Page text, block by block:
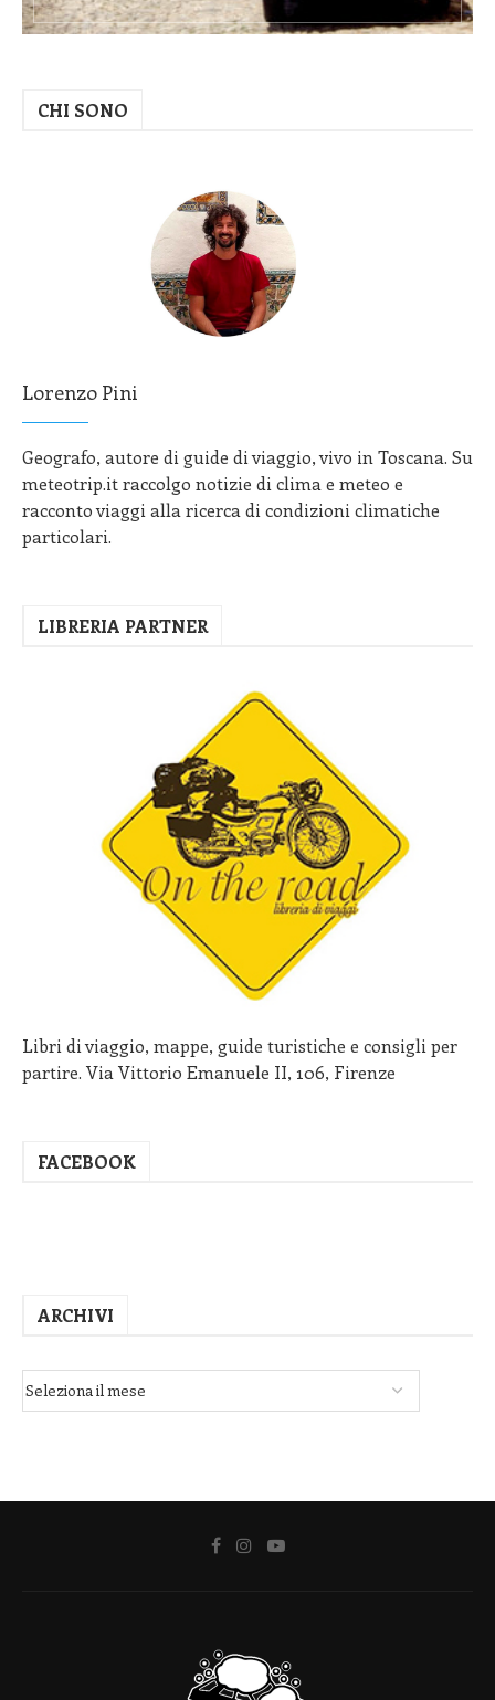
CHI SONO
Lorenzo Pini
Geografo, autore di guide di viaggio, vivo in Toscana. Su
meteotrip.it raccolgo notizie di clima e meteo e
racconto viaggi alla ricerca di condizioni climatiche
particolari.
LIBRERIA PARTNER
Libri di viaggio, mappe, guide turistiche e consigli per
partire. Via Vittorio Emanuele II, 106, Firenze
FACEBOOK
ARCHIVI